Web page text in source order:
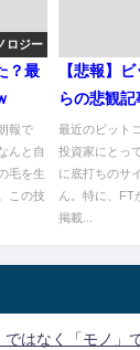
ロジー
？最
報で
んと自
毛を生
この技
【悲報】
らの悲観
い！
最近のビット
投資家にとっ
に底打ちのサ
ん。特に、FT
掲載...
はなく「モノ」